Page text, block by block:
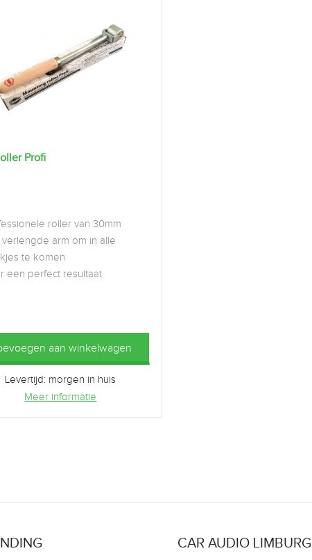
Profi
roller van 30mm
verlengde arm om in alle
te komen
een perfect resultaat
aan winkelwagen
Levertijd: morgen in huis
Meer informatie
CAR AUDIO LIMBURG